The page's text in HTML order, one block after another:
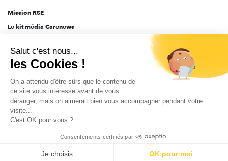
Mission RSE
Le kit média Carenews
AEF info
Novethic
PRODURABLE
Inclusiv Day
Données personnelles Mentions légales 2025-2026 Tout droits réservés
Salut c'est nous...
les Cookies !
On a attendu d'être sûrs que le contenu de
ce site vous intéresse avant de vous
déranger, mais on aimerait bien vous accompagner pendant votre
visite...
C'est OK pour vous ?
Consentements certifiés par
Je choisis OK pour moi